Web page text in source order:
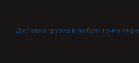
Доставка грузов в любую точку мира